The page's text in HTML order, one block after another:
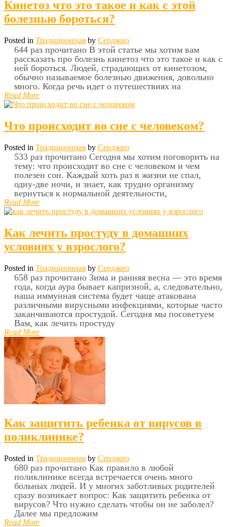
Кинетоз что это такое и как с этой
болезнью бороться?
Posted in Традиционная by Серджио
644 раз прочитано В этой статье мы хотим вам
рассказать про болезнь кинетоз что это такое и как с
ней бороться. Людей, страдающих от кинетозом,
обычно называемое болезнью движения, довольно
много. Когда речь идет о путешествиях на
Read More
Что происходит во сне с человеком?
Posted in Традиционная by Серджио
533 раз прочитано Сегодня мы хотим поговорить на
тему: что происходит во сне с человеком и чем
полезен сон. Каждый хоть раз в жизни не спал,
одну-две ночи, и знает, как трудно организму
вернуться к нормальной деятельности,
Read More
Как лечить простуду в домашних
условиях у взрослого?
Posted in Традиционная by Серджио
658 раз прочитано Зима и ранняя весна — это время
года, когда аура бывает капризной, а, следовательно,
наша иммунная система будет чаще атакована
различными вирусными инфекциями, которые часто
заканчиваются простудой. Сегодня мы посоветуем
Вам, как лечить простуду
Read More
Как защитить ребенка от вирусов в
поликлинике?
Posted in Традиционная by Серджио
680 раз прочитано Как правило в любой
поликлинике всегда встречается очень много
больных людей. И у многих заботливых родителей
сразу возникает вопрос: Как защитить ребенка от
вирусов? Что нужно сделать чтобы он не заболел?
Далее мы предложим
Read More